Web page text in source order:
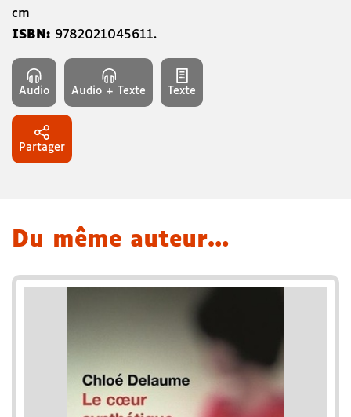
cm
ISBN: 9782021045611.
Audio Audio + Texte Texte
Partager
Du même auteur…